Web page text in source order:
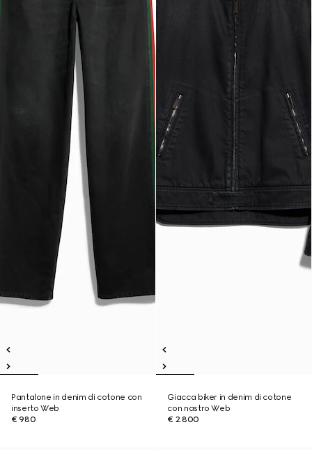
Pantalone in denim di cotone con
inserto Web
€ 980
Giacca biker in denim di cotone
con nastro Web
€ 2.800